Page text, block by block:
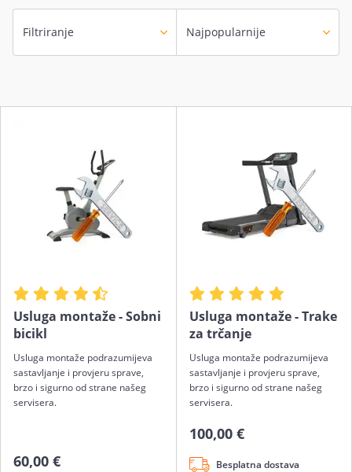
Filtriranje
Usluga montaže - Sobni
bicikl
Usluga montaže podrazumijeva
sastavljanje i provjeru sprave,
brzo i sigurno od strane našeg
servisera.
60,00 €
Usluga montaže - Trake
za trčanje
Usluga montaže podrazumijeva
sastavljanje i provjeru sprave,
brzo i sigurno od strane našeg
servisera.
100,00 €
Besplatna dostava